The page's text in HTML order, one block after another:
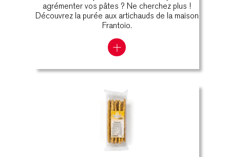
agrémenter vos pâtes ? Ne cherchez plus !
Découvrez la purée aux artichauds de la maison
Frantoio.